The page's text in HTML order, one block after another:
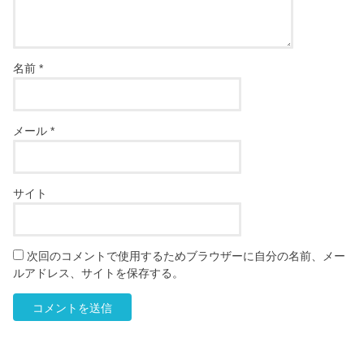
名前*
メール*
サイト
次回のコメントで使用するためブラウザーに自分の名前、メー
ルアドレス、サイトを保存する。